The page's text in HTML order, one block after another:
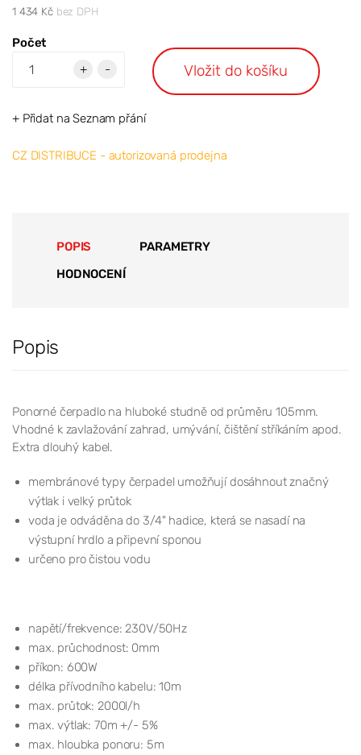
1 434 Kčbez DPH
Počet
+
- Vložit do košíku
+ Přidat na Seznam přání
CZ DISTRIBUCE - autorizovaná prodejna
POPIS
PARAMETRY
HODNOCENÍ
Popis
Ponorné čerpadlo na hluboké studně od průměru 105mm.
Vhodné k zavlažování zahrad, umývání, čištění stříkáním apod.
Extra dlouhý kabel.
membránové typy čerpadel umožňují dosáhnout značný
výtlak i velký průtok
voda je odváděna do 3/4" hadice, která se nasadí na
výstupní hrdlo a připevní sponou
určeno pro čistou vodu
napětí/frekvence: 230V/50Hz
max. průchodnost: 0mm
příkon: 600W
délka přívodního kabelu: 10m
max. průtok: 2000l/h
max. výtlak: 70m +/- 5%
max. hloubka ponoru: 5m